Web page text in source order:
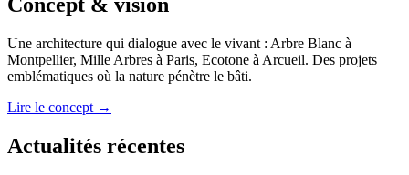
Concept & vision
Une architecture qui dialogue avec le vivant : Arbre Blanc à
Montpellier, Mille Arbres à Paris, Ecotone à Arcueil. Des projets
emblématiques où la nature pénètre le bâti.
Lire le concept →
Actualités récentes